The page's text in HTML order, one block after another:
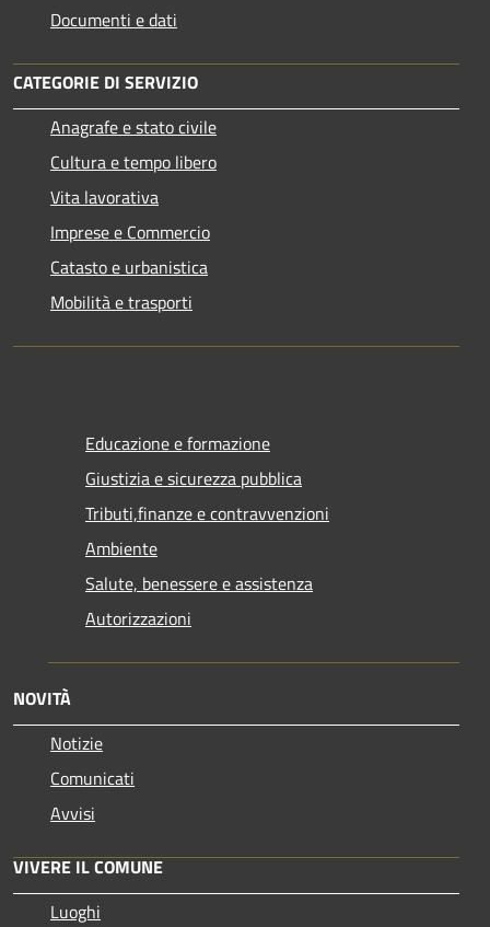
Documenti e dati
CATEGORIE DI SERVIZIO
Anagrafe e stato civile
Cultura e tempo libero
Vita lavorativa
Imprese e Commercio
Catasto e urbanistica
Mobilità e trasporti
Educazione e formazione
Giustizia e sicurezza pubblica
Tributi,finanze e contravvenzioni
Ambiente
Salute, benessere e assistenza
Autorizzazioni
NOVITÀ
Notizie
Comunicati
Avvisi
VIVERE IL COMUNE
Luoghi